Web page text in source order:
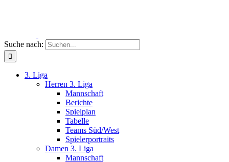
Suche nach:
3. Liga
Herren 3. Liga
Mannschaft
Berichte
Spielplan
Tabelle
Teams Süd/West
Spielerportraits
Damen 3. Liga
Mannschaft